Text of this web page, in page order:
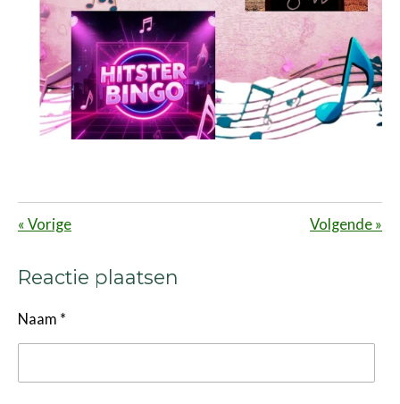
« Vorige Volgende »
Reactie plaatsen
Naam *